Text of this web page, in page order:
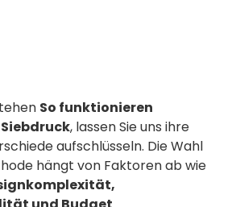
So funktionieren
, lassen Sie uns ihre
aufschlüsseln. Die Wahl
hängt von Faktoren ab wie